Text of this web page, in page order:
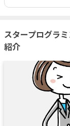
スタープログラ
紹介